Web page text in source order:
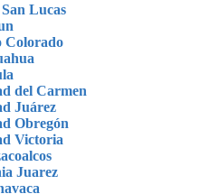
Lucas
Colorado
del Carmen
Juárez
Obregón
Victoria
Juarez